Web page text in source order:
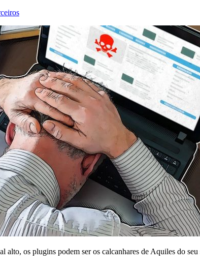
alto, os plugins podem ser os calcanhares de Aquiles do